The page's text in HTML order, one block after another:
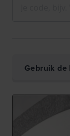
Gebruik